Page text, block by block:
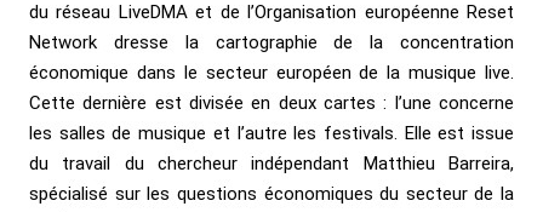
du réseau LiveDMAet de l’Organisation européenne Reset
Network dresse la cartographie de la concentration
économique dans le secteur européen de la musique live.
Cette dernière est divisée en deux cartes : l’une concerne
les salles de musique et l’autre les festivals. Elle est issue
du travail du chercheur indépendant Matthieu Barreira,
spécialisé sur les questions économiques du secteur de la